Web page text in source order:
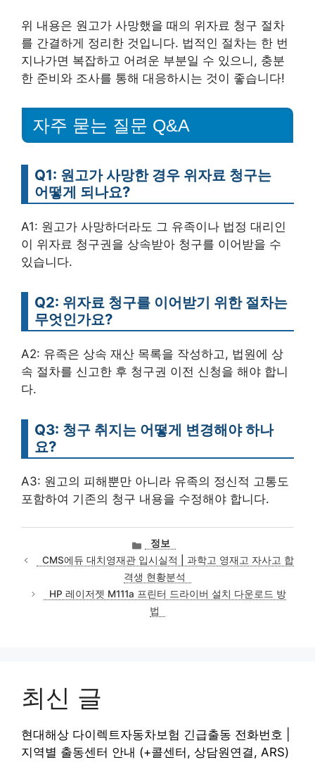
위 내용은 원고가 사망했을 때의 위자료 청구 절차
를 간결하게 정리한 것입니다. 법적인 절차는 한 번
지나가면 복잡하고 어려운 부분일 수 있으니, 충분
한 준비와 조사를 통해 대응하시는 것이 좋습니다!
자주 묻는 질문 Q&A
Q1: 원고가 사망한 경우 위자료 청구는
어떻게 되나요?
A1: 원고가 사망하더라도 그 유족이나 법정 대리인
이 위자료 청구권을 상속받아 청구를 이어받을 수
있습니다.
Q2: 위자료 청구를 이어받기 위한 절차는
무엇인가요?
A2: 유족은 상속 재산 목록을 작성하고, 법원에 상
속 절차를 신고한 후 청구권 이전 신청을 해야 합니
다.
Q3: 청구 취지는 어떻게 변경해야 하나
요?
A3: 원고의 피해뿐만 아니라 유족의 정신적 고통도
포함하여 기존의 청구 내용을 수정해야 합니다.
카
테
고
리
정보
CMS에듀 대치영재관 입시실적 | 과학고 영재고 자사고 합
격생 현황분석
HP 레이저젯 M111a 프린터 드라이버 설치 다운로드 방
법
최신 글
현대해상 다이렉트자동차보험 긴급출동 전화번호 |
지역별 출동센터 안내 (+콜센터, 상담원연결, ARS)